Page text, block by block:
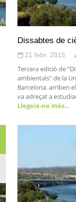
Dissabtes de
21 febr. 2015
Tercera edició de
ambientals” de la
Barcelona. arriben
va adreçat a
Llegeix-ne més…